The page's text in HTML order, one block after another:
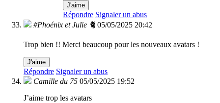
J'aime
Répondre Signaler un abus
#Phoénix et Julie 🐈 05/05/2025 20:42
Trop bien !! Merci beaucoup pour les nouveaux avatars !
J'aime
Répondre Signaler un abus
Camille du 75 05/05/2025 19:52
J’aime trop les avatars